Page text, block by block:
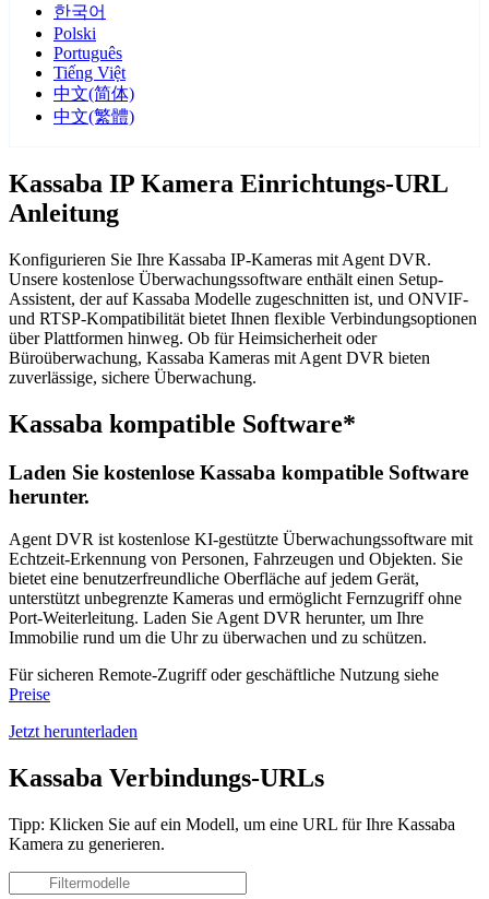
한국어
Polski
Português
Tiếng Việt
中文(简体)
中文(繁體)
Kassaba IP Kamera Einrichtungs-URL
Anleitung
Konfigurieren Sie Ihre Kassaba IP-Kameras mit Agent DVR.
Unsere kostenlose Überwachungssoftware enthält einen Setup-
Assistent, der auf Kassaba Modelle zugeschnitten ist, und ONVIF-
und RTSP-Kompatibilität bietet Ihnen flexible Verbindungsoptionen
über Plattformen hinweg. Ob für Heimsicherheit oder
Büroüberwachung, Kassaba Kameras mit Agent DVR bieten
zuverlässige, sichere Überwachung.
Kassaba kompatible Software*
Laden Sie kostenlose Kassaba kompatible Software
herunter.
Agent DVR ist kostenlose KI-gestützte Überwachungssoftware mit
Echtzeit-Erkennung von Personen, Fahrzeugen und Objekten. Sie
bietet eine benutzerfreundliche Oberfläche auf jedem Gerät,
unterstützt unbegrenzte Kameras und ermöglicht Fernzugriff ohne
Port-Weiterleitung. Laden Sie Agent DVR herunter, um Ihre
Immobilie rund um die Uhr zu überwachen und zu schützen.
Für sicheren Remote-Zugriff oder geschäftliche Nutzung siehe
Preise
Jetzt herunterladen
Kassaba Verbindungs-URLs
Tipp: Klicken Sie auf ein Modell, um eine URL für Ihre Kassaba
Kamera zu generieren.